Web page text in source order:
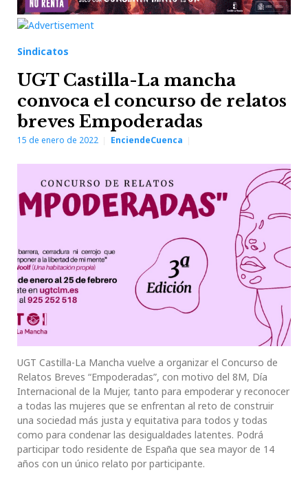
Sindicatos
UGT Castilla-La mancha
convoca el concurso de relatos
breves Empoderadas
15 de enero de 2022 EnciendeCuenca
UGT Castilla-La Mancha vuelve a organizar el Concurso de
Relatos Breves “Empoderadas”, con motivo del 8M, Día
Internacional de la Mujer, tanto para empoderar y reconocer
a todas las mujeres que se enfrentan al reto de construir
una sociedad más justa y equitativa para todos y todas
como para condenar las desigualdades latentes. Podrá
participar todo residente de España que sea mayor de 14
años con un único relato por participante.